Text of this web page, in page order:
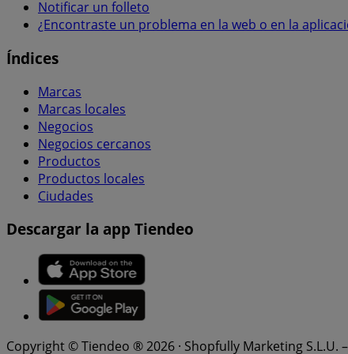
Notificar un folleto
¿Encontraste un problema en la web o en la
Índices
Marcas
Marcas locales
Negocios
Negocios cercanos
Productos
Productos locales
Ciudades
Descargar la app Tiendeo
Copyright © Tiendeo ® 2026 · Shopfully Marketing S.L.U.